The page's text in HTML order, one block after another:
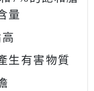
量
生有害物質